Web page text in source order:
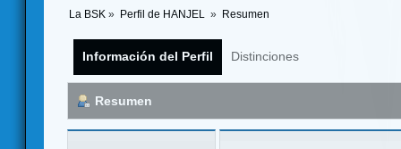
La BSK » Perfil de HANJEL » Resumen
Información del Perfil Distinciones
Resumen